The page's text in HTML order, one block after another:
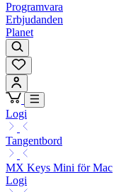
Programvara
Erbjudanden
Planet
Logi
Tangentbord
MX Keys Mini för Mac
Logi